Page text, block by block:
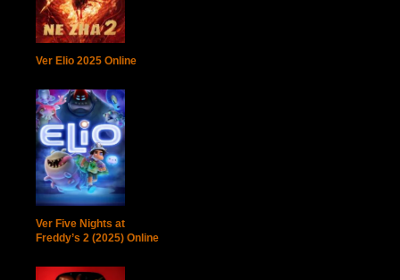
Ver Elio 2025 Online
Ver Five Nights at
Freddy’s 2 (2025) Online